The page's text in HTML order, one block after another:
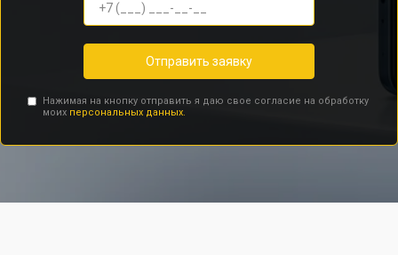
Отправить заявку
Нажимая на кнопку отправить я даю свое согласие на обработку
моих персональных данных.